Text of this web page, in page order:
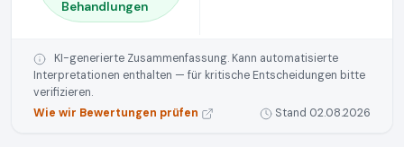
Behandlungen
KI-generierte Zusammenfassung. Kann automatisierte
Interpretationen enthalten — für kritische Entscheidungen bitte
verifizieren.
Wie wir Bewertungen prüfen
Stand 02.08.2026